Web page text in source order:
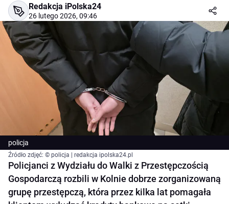
Redakcja iPolska24
26 lutego 2026, 09:46
policja
Źródło zdjęć: © policja | redakcja ipolska24.pl
Policjanci z Wydziału do Walki z Przestępczością
Gospodarczą rozbili w Kolnie dobrze zorganizowaną
grupę przestępczą, która przez kilka lat pomagała